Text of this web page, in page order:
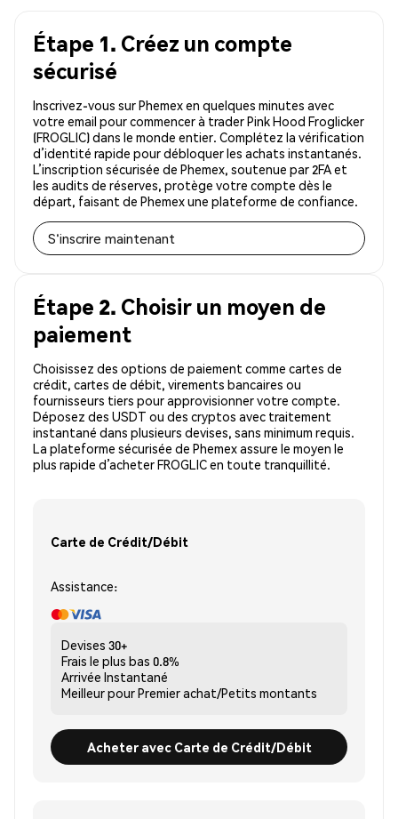
Étape 1. Créez un compte
sécurisé
Inscrivez-vous sur Phemex en quelques minutes avec
votre email pour commencer à trader Pink Hood Froglicker
(FROGLIC) dans le monde entier. Complétez la vérification
d’identité rapide pour débloquer les achats instantanés.
L’inscription sécurisée de Phemex, soutenue par 2FA et
les audits de réserves, protège votre compte dès le
départ, faisant de Phemex une plateforme de confiance.
S'inscrire maintenant
Étape 2. Choisir un moyen de
paiement
Choisissez des options de paiement comme cartes de
crédit, cartes de débit, virements bancaires ou
fournisseurs tiers pour approvisionner votre compte.
Déposez des USDT ou des cryptos avec traitement
instantané dans plusieurs devises, sans minimum requis.
La plateforme sécurisée de Phemex assure le moyen le
plus rapide d’acheter FROGLIC en toute tranquillité.
Carte de Crédit/Débit
Assistance:
Devises 30+
Frais le plus bas 0.8%
Arrivée Instantané
Meilleur pourPremier achat/Petits montants
Acheter avec Carte de Crédit/Débit